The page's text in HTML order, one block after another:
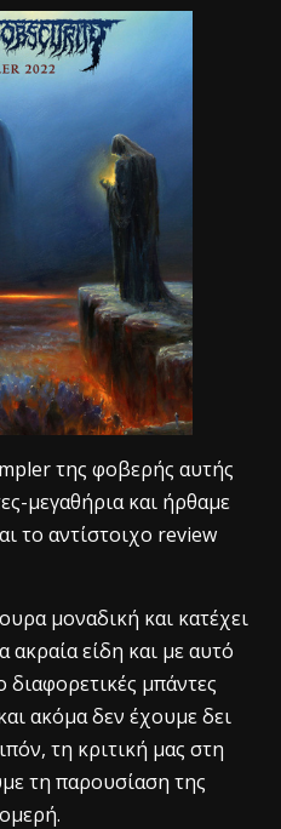
της φοβερής αυτής
μεγαθήρια και ήρθαμε
το αντίστοιχο review
μοναδική και κατέχει
είδη και με αυτό
μπάντες
ακόμα δεν έχουμε δει
τη κριτική μας στη
τη παρουσίαση της